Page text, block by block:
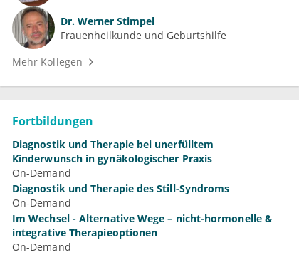
Dr. Werner Stimpel
Frauenheilkunde und Geburtshilfe
Mehr Kollegen
Fortbildungen
Diagnostik und Therapie bei unerfülltem
Kinderwunsch in gynäkologischer Praxis
On-Demand
Diagnostik und Therapie des Still-Syndroms
On-Demand
Im Wechsel - Alternative Wege – nicht-hormonelle &
integrative Therapieoptionen
On-Demand